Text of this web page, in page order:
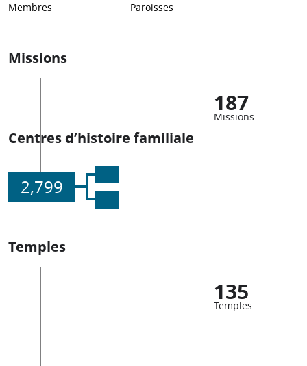
Membres Paroisses
Missions
187
Missions
Centres d’histoire familiale
2,799
Temples
135
Temples